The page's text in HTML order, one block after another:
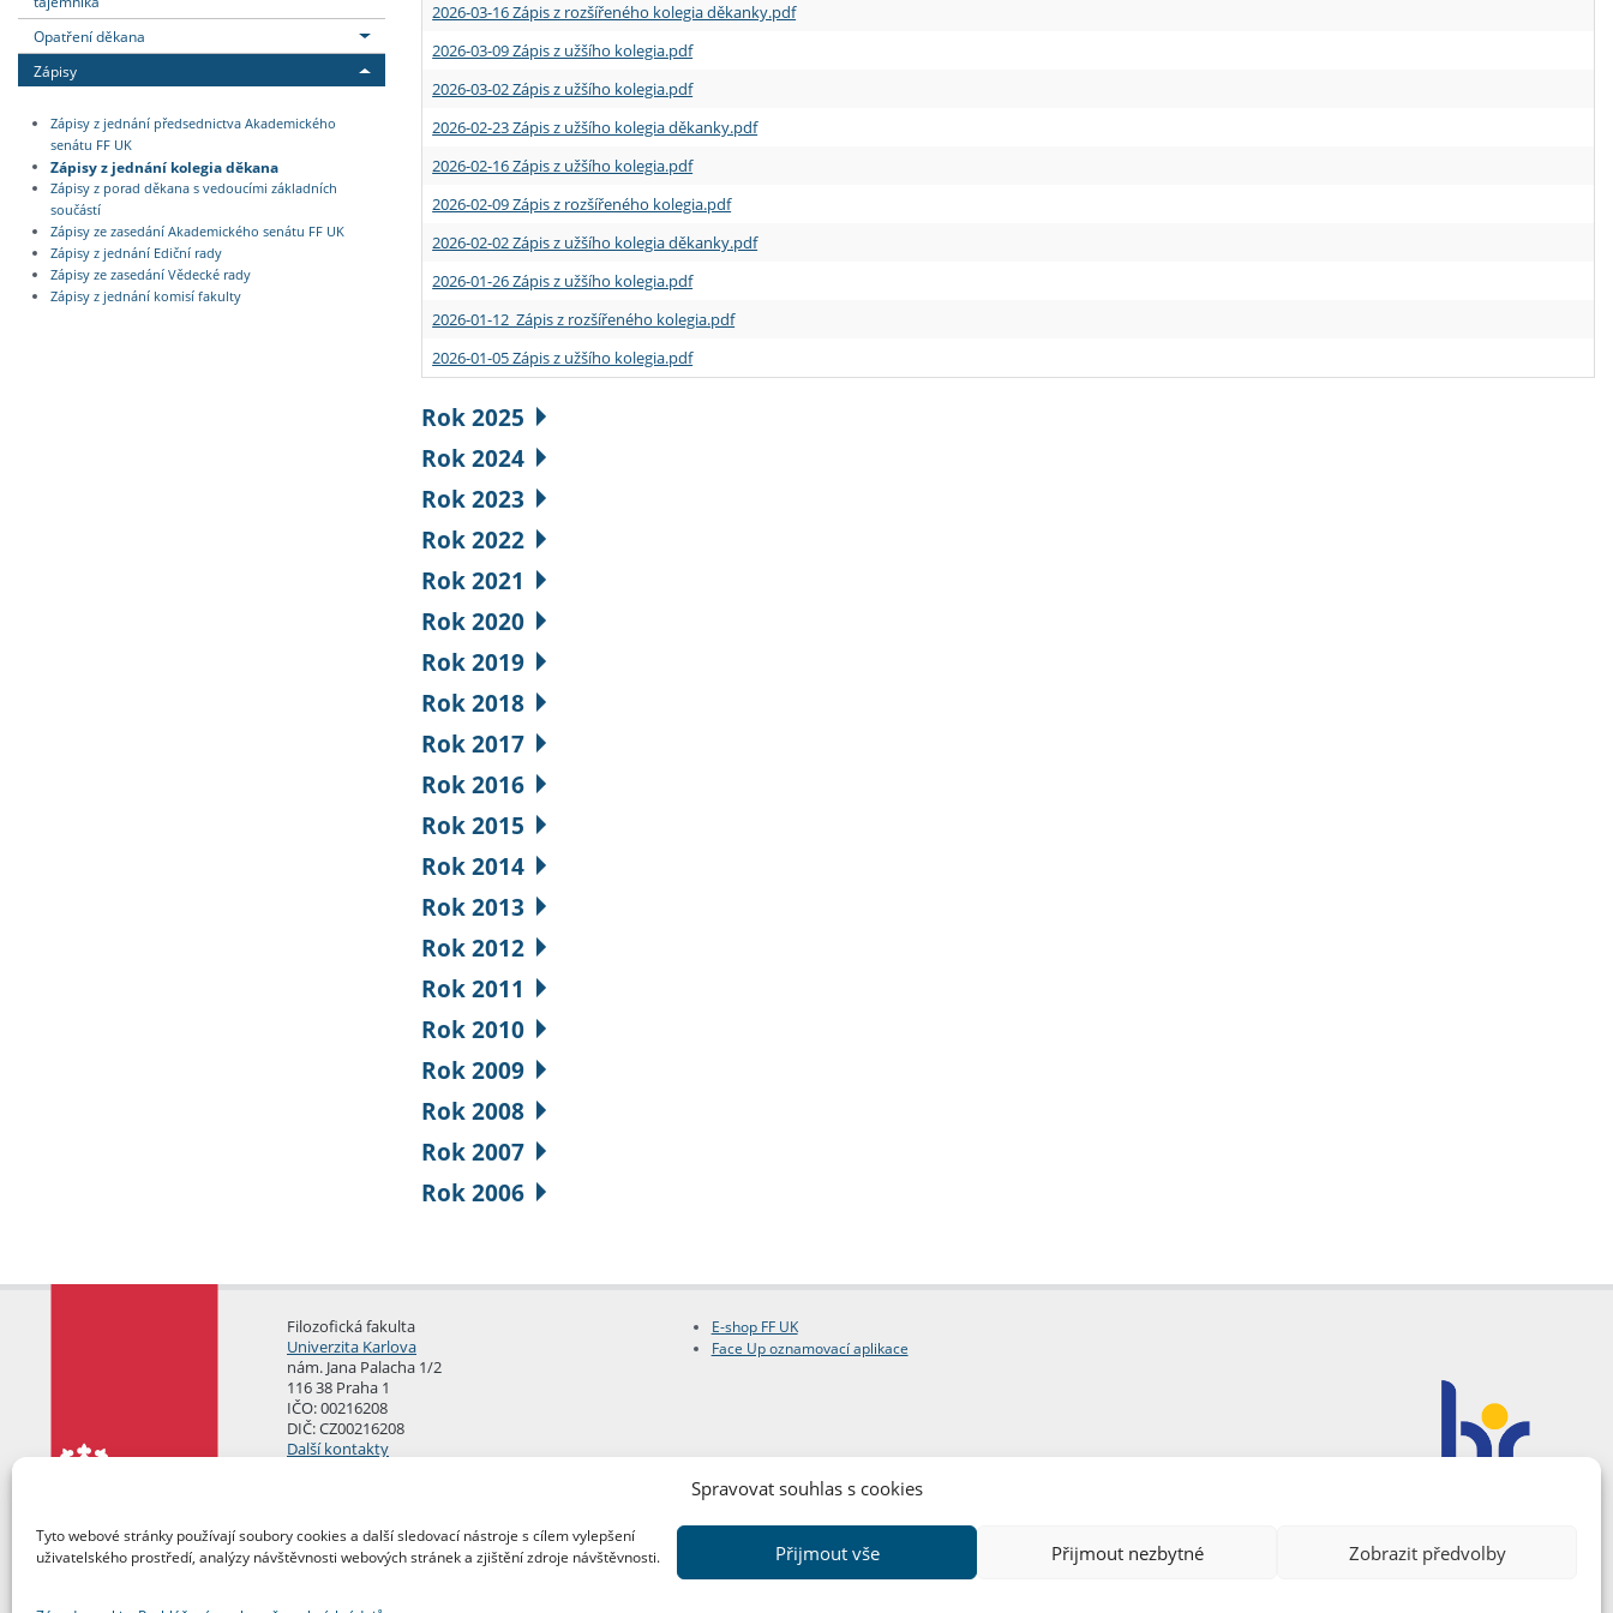
Spravovat souhlas s cookies
Tyto webové stránky používají soubory cookies a další sledovací nástroje s cílem vylepšení
uživatelského prostředí, analýzy návštěvnosti webových stránek a zjištění zdroje návštěvnosti.
Přijmout vše Přijmout nezbytné Zobrazit předvolby
Opatření děkana
Zápisy
Zápisy z jednání předsednictva Akademického
senátu FF UK
Zápisy z jednání kolegia děkana
Zápisy z porad děkana s vedoucími základních
součástí
Zápisy ze zasedání Akademického senátu FF UK
Zápisy z jednání Ediční rady
Zápisy ze zasedání Vědecké rady
Zápisy z jednání komisí fakulty
2026-03-16 Zápis z rozšířeného kolegia děkanky.pdf
2026-03-09 Zápis z užšího kolegia.pdf
2026-03-02 Zápis z užšího kolegia.pdf
2026-02-23 Zápis z užšího kolegia děkanky.pdf
2026-02-16 Zápis z užšího kolegia.pdf
2026-02-09 Zápis z rozšířeného kolegia.pdf
2026-02-02 Zápis z užšího kolegia děkanky.pdf
2026-01-26 Zápis z užšího kolegia.pdf
2026-01-12 Zápis z rozšířeného kolegia.pdf
2026-01-05 Zápis z užšího kolegia.pdf
Rok 2025
Rok 2024
Rok 2023
Rok 2022
Rok 2021
Rok 2020
Rok 2019
Rok 2018
Rok 2017
Rok 2016
Rok 2015
Rok 2014
Rok 2013
Rok 2012
Rok 2011
Rok 2010
Rok 2009
Rok 2008
Rok 2007
Rok 2006
Filozofická fakulta
Univerzita Karlova
nám. Jana Palacha 1/2
116 38 Praha 1
IČO: 00216208
DIČ: CZ00216208
Další kontakty
E-shop FF UK
Face Up oznamovací aplikace